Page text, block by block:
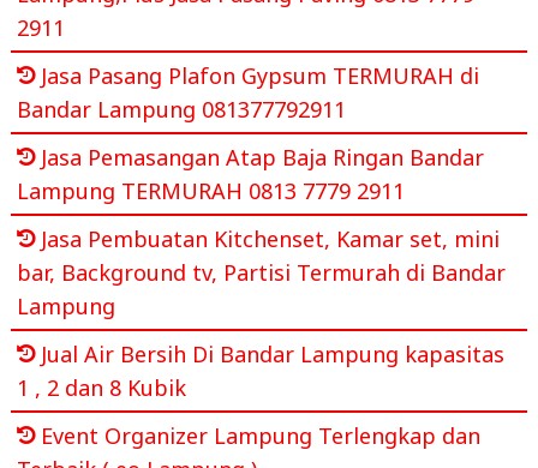
2911
Jasa Pasang Plafon Gypsum TERMURAH di
Bandar Lampung 081377792911
Jasa Pemasangan Atap Baja Ringan Bandar
Lampung TERMURAH 0813 7779 2911
Jasa Pembuatan Kitchenset, Kamar set, mini
bar, Background tv, Partisi Termurah di Bandar
Lampung
Jual Air Bersih Di Bandar Lampung kapasitas
1 , 2 dan 8 Kubik
Event Organizer Lampung Terlengkap dan